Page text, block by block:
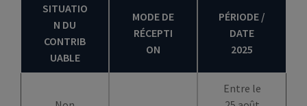
SITUATIO
N DU
CONTRIB
UABLE
MODE DE
RÉCEPTI
ON
PÉRIODE /
DATE
2025
Entre le